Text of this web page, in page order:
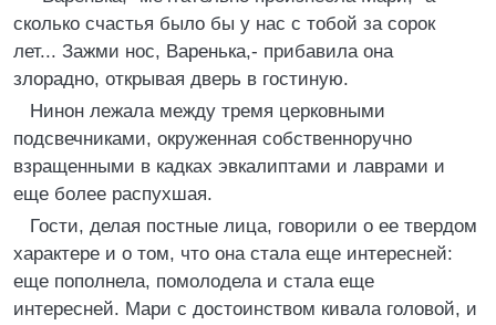
сколько счастья было бы у нас с тобой за сорок
лет... Зажми нос, Варенька,- прибавила она
злорадно, открывая дверь в гостиную.
Нинон лежала между тремя церковными
подсвечниками, окруженная собственноручно
взращенными в кадках эвкалиптами и лаврами и
еще более распухшая.
Гости, делая постные лица, говорили о ее твердом
характере и о том, что она стала еще интересней:
еще пополнела, помолодела и стала еще
интересней. Мари с достоинством кивала головой, и